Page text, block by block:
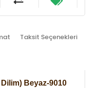
Taksit Seçenekleri
Beyaz-9010